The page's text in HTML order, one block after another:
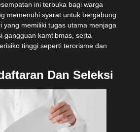
ini terbuka bagi warga
memenuhi syarat untuk bergabung
yang memiliki tugas utama menjaga
gangguan kamtibmas, serta
tinggi seperti terorisme dan
Dan Seleksi